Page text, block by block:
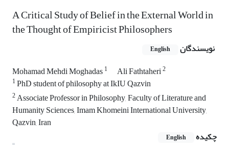
A Critical Study of Belief in the External World in
the Thought of Empiricist Philosophers
نویسندگان English
Mohamad Mehdi Moghadas1 Ali Fathtaheri2
1PhD student of philosophy at IkIU Qazvin
2Associate Professor in Philosophy, Faculty of Literature and
Humanity Sciences, Imam Khomeini International University,
Qazvin, Iran
چکیده
English